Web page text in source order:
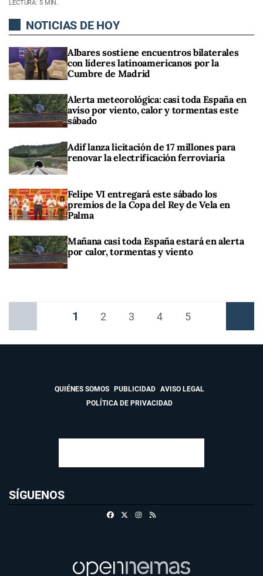
LECTURA: 5 MIN.
NOTICIAS DE HOY
Albares sostiene encuentros bilaterales
con líderes latinoamericanos por la
Cumbre de Madrid
Alerta meteorológica: casi toda España en
aviso por viento, calor y tormentas este
sábado
Adif lanza licitación de 17 millones para
renovar la electrificación ferroviaria
Felipe VI entregará este sábado los
premios de la Copa del Rey de Vela en
Palma
Mañana casi toda España estará en alerta
por calor, tormentas y viento
1 2 3 4 5
QUIÉNES SOMOS PUBLICIDAD
AVISO LEGAL
POLÍTICA DE PRIVACIDAD
SÍGUENOS
FacebookInstagram